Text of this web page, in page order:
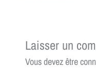
Laisser un
Vous devez être